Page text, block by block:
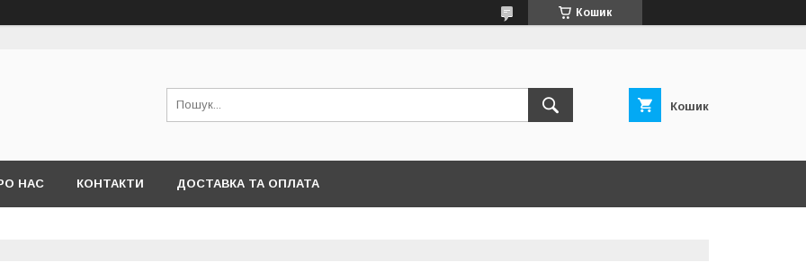
Кошик
Кошик
НАС КОНТАКТИ ДОСТАВКА ТА ОПЛАТА